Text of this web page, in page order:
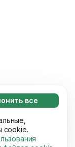
вы
все
cookie.